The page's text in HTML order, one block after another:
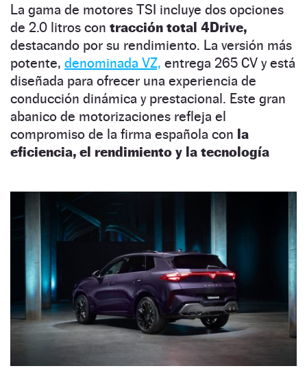
La gama de motores TSI incluye dos opciones
de 2.0 litros con tracción total 4Drive,
destacando por su rendimiento. La versión más
potente, denominada VZ, entrega 265 CV y está
diseñada para ofrecer una experiencia de
conducción dinámica y prestacional. Este gran
abanico de motorizaciones refleja el
compromiso de la firma española con la
eficiencia, el rendimiento y la tecnología